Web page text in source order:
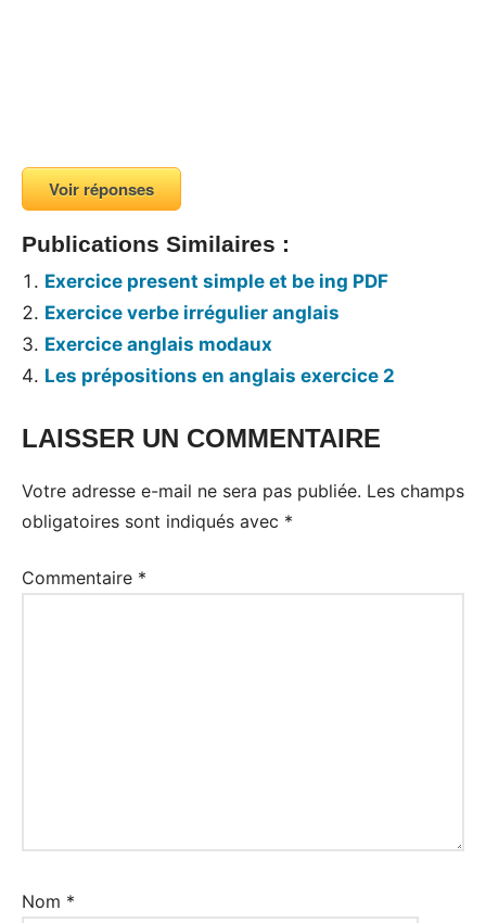
Voir réponses
Publications Similaires :
Exercice present simple et be ing PDF
Exercice verbe irrégulier anglais
Exercice anglais modaux
Les prépositions en anglais exercice 2
Tags:
LAISSER UN COMMENTAIRE
Votre adresse e-mail ne sera pas publiée. Les champs
obligatoires sont indiqués avec *
Commentaire *
Nom *